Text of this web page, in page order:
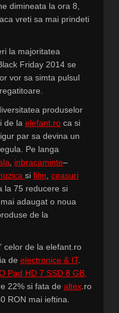
dimineata la ora 8,
vreti sa mai prindeti
la majoritatea
Friday 2014 se
vor sa simta pulsul
produselor
de la elefant.ro ca si
par sa devina un
Pe langa
inbracaminte–
si film ceasuri
la 75 reducere si
mai adaugat o noua
de la
celor de la elefant.ro
de electronice & IT.
Pad HD 7 SSD 8 GB,
22% si fata de altex .ro
RON mai ieftina.